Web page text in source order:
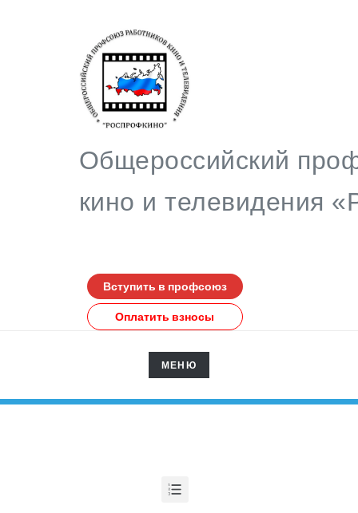
Общероссийский
кино и
Вступить в профсоюз
Оплатить взносы
МЕНЮ
МЕНЮ